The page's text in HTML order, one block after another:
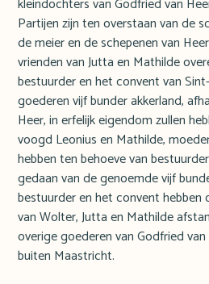
kleindochters van Godfried van
Partijen zijn ten overstaan van de
de meier en de schepenen van
vrienden van Jutta en Mathilde
bestuurder en het convent van
goederen vijf bunder akkerland,
Heer, in erfelijk eigendom zullen
voogd Leonius en Mathilde,
hebben ten behoeve van
gedaan van de genoemde vijf
bestuurder en het convent hebben
van Wolter, Jutta en Mathilde
overige goederen van Godfried
buiten Maastricht.